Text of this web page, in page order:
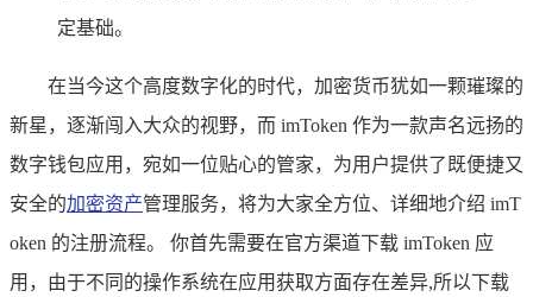
定基础。
在当今这个高度数字化的时代，加密货币犹如一颗璀璨的
新星，逐渐闯入大众的视野，而 imToken 作为一款声名远扬的
数字钱包应用，宛如一位贴心的管家，为用户提供了既便捷又
安全的加密资产管理服务，将为大家全方位、详细地介绍 imT
oken 的注册流程。 你首先需要在官方渠道下载 imToken 应
用，由于不同的操作系统在应用获取方面存在差异,所以下载